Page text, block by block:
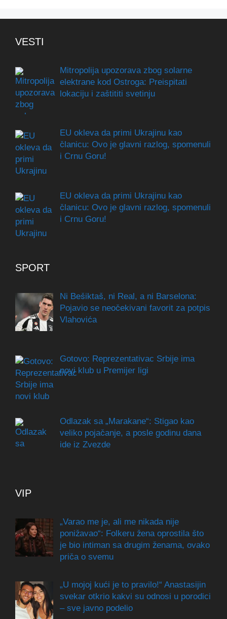
VESTI
Mitropolija upozorava zbog solarne
elektrane kod Ostroga: Preispitati
lokaciju i zaštititi svetinju
EU okleva da primi Ukrajinu kao
članicu: Ovo je glavni razlog, spomenuli
i Crnu Goru!
EU okleva da primi Ukrajinu kao
članicu: Ovo je glavni razlog, spomenuli
i Crnu Goru!
SPORT
Ni Bešiktaš, ni Real, a ni Barselona:
Pojavio se neočekivani favorit za potpis
Vlahovića
Gotovo: Reprezentativac Srbije ima
novi klub u Premijer ligi
Odlazak sa „Marakane“: Stigao kao
veliko pojačanje, a posle godinu dana
ide iz Zvezde
VIP
„Varao me je, ali me nikada nije
ponižavao“: Folkeru žena oprostila što
je bio intiman sa drugim ženama, ovako
priča o svemu
„U mojoj kući je to pravilo!“ Anastasijin
svekar otkrio kakvi su odnosi u porodici
– sve javno podelio